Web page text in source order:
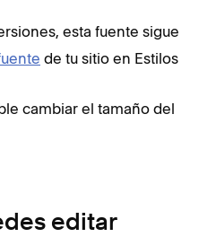
esta fuente sigue
de tu sitio en Estilos
cambiar el tamaño del
editar